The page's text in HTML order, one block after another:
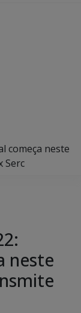
começa neste
Serc
neste